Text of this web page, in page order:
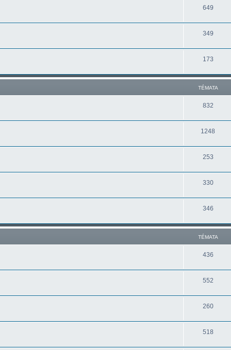
649
349
173
TÉMATA
832
1248
253
330
346
TÉMATA
436
552
260
518